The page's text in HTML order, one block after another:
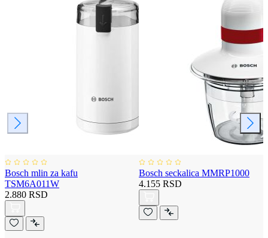
Bosch mlin za kafu
TSM6A011W
2.880 RSD
Bosch seckalica MMRP1000
4.155 RSD